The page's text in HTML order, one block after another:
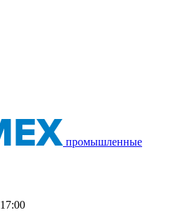
промышленные